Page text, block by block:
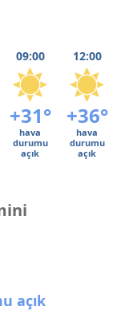
09:00 12:00
+31° +36°
hava
durumu
açık
hava
durumu
açık
açık